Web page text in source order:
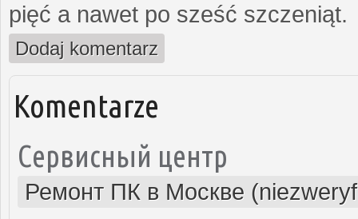
pięć a nawet po sześć szczeniąt.
Dodaj komentarz
Komentarze
Сервисный центр
Ремонт ПК в Москве